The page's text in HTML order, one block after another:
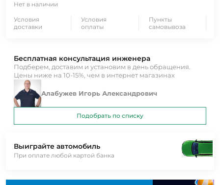
Нет в наличии
Условия
доставки
Условия
оплаты
Пункты
самовывоза
Выиграйте автомобиль
При оплате любой картой банка
Бесплатная консультация инженера
Подберем, доставим и установим в день обращения.
Цены ниже на 10-15%, чем в интернет магазинах
Алабужев Игорь Александрович
Подобрать по списку